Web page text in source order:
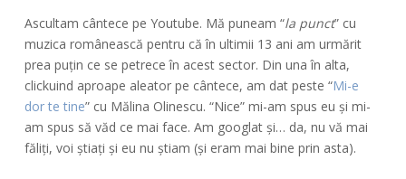
Ascultam cântece pe Youtube. Mă puneam “la punct” cu
muzica românească pentru că în ultimii 13 ani am urmărit
prea puțin ce se petrece în acest sector. Din una în alta,
clickuind aproape aleator pe cântece, am dat peste “Mi-e
dor te tine” cu Mălina Olinescu. “Nice” mi-am spus eu și mi-
am spus să văd ce mai face. Am googlat și… da, nu vă mai
făliți, voi știați și eu nu știam (și eram mai bine prin asta).